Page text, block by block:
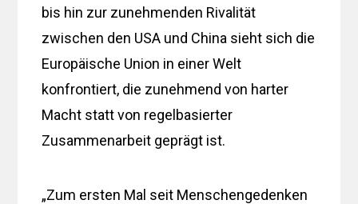
bis hin zur zunehmenden Rivalität
zwischen den USA und China sieht sich die
Europäische Union in einer Welt
konfrontiert, die zunehmend von harter
Macht statt von regelbasierter
Zusammenarbeit geprägt ist.
„Zum ersten Mal seit Menschengedenken